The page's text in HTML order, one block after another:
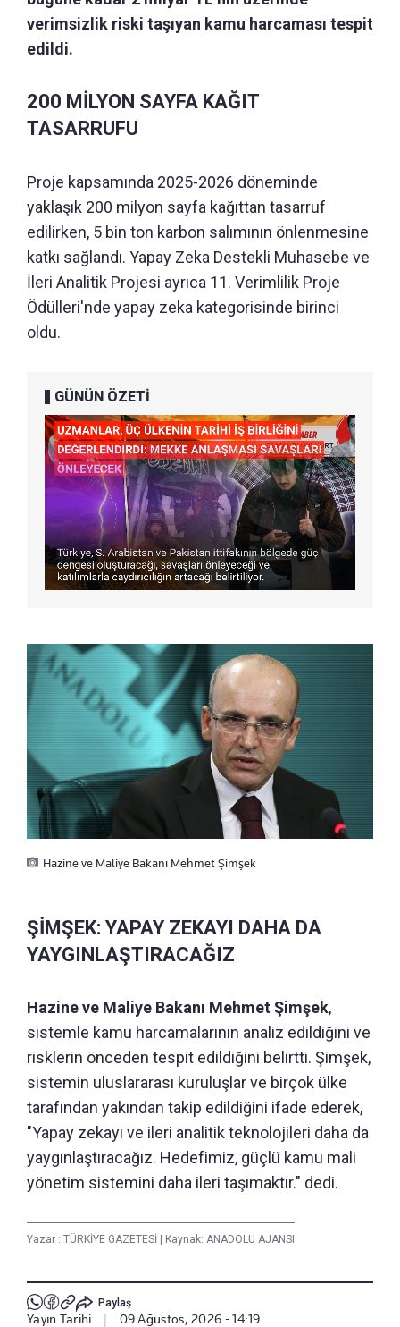
verimsizlik riski taşıyan kamu harcaması tespit
edildi.
200 MİLYON SAYFA KAĞIT
TASARRUFU
Proje kapsamında 2025-2026 döneminde
yaklaşık 200 milyon sayfa kağıttan tasarruf
edilirken, 5 bin ton karbon salımının önlenmesine
katkı sağlandı. Yapay Zeka Destekli Muhasebe ve
İleri Analitik Projesi ayrıca 11. Verimlilik Proje
Ödülleri'nde yapay zeka kategorisinde birinci
oldu.
GÜNÜN ÖZETİ
Hazine ve Maliye Bakanı Mehmet Şimşek
ŞİMŞEK: YAPAY ZEKAYI DAHA DA
YAYGINLAŞTIRACAĞIZ
Hazine ve Maliye Bakanı Mehmet Şimşek,
sistemle kamu harcamalarının analiz edildiğini ve
risklerin önceden tespit edildiğini belirtti. Şimşek,
sistemin uluslararası kuruluşlar ve birçok ülke
tarafından yakından takip edildiğini ifade ederek,
"Yapay zekayı ve ileri analitik teknolojileri daha da
yaygınlaştıracağız. Hedefimiz, güçlü kamu mali
yönetim sistemini daha ileri taşımaktır." dedi.
Yazar : TÜRKİYE GAZETESİ Kaynak: ANADOLU AJANSI
Paylaş
Yayın Tarihi 09 Ağustos, 2026 - 14:19